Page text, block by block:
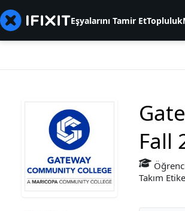
Eşyalarını Tamir EtTopluluk
Fall
Takım